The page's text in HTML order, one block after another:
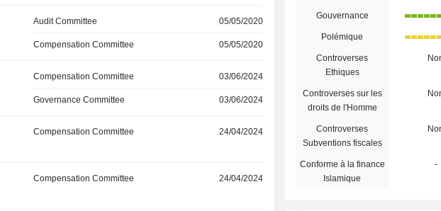
Audit Committee 05/05/2020
Compensation Committee 05/05/2020
Compensation Committee 03/06/2024
Governance Committee 03/06/2024
Compensation Committee 24/04/2024
Compensation Committee 24/04/2024
Gouvernance
Polémique
Controverses
Ethiques
Controverses sur les
droits de l'Homme
Controverses
Subventions fiscales
Conforme à la finance
Islamique
-